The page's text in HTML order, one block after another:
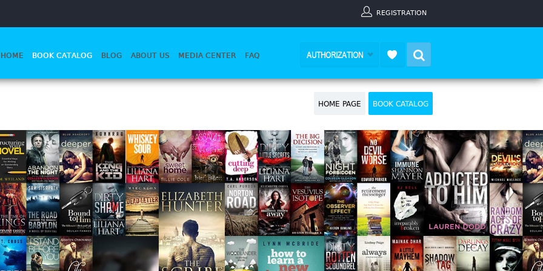
REGISTRATION
HOME BOOK CATALOG BLOG ABOUT US MEDIA CENTER FAQ AUTHORIZATION
HOME PAGE BOOK CATALOG